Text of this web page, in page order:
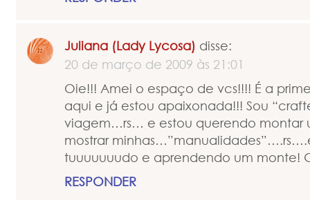
Juliana (Lady Lycosa) disse:
20 de março de 2009 às 21:01
Oie!!! Amei o espaço de vcs!!!! É a
aqui e já estou apaixonada!!! Sou
viagem…rs… e estou querendo montar
mostrar
tuuuuuuudo e aprendendo um monte!
RESPONDER